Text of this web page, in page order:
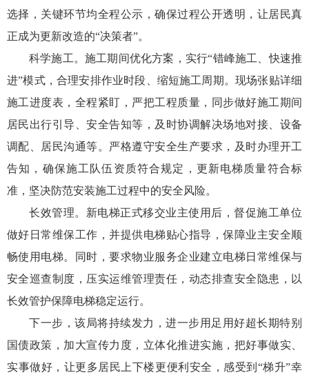
选择，关键环节均全程公示，确保过程公开透明，让居民真
正成为更新改造的“决策者”。
科学施工。施工期间优化方案，实行“错峰施工、快速推
进”模式，合理安排作业时段、缩短施工周期。现场张贴详细
施工进度表，全程紧盯，严把工程质量，同步做好施工期间
居民出行引导、安全告知等，及时协调解决场地对接、设备
调配、居民沟通等。严格遵守安全生产要求，及时办理开工
告知，确保施工队伍资质符合规定，更新电梯质量符合标
准，坚决防范安装施工过程中的安全风险。
长效管理。新电梯正式移交业主使用后，督促施工单位
做好日常维保工作，并提供电梯贴心指导，保障业主安全顺
畅使用电梯。同时，要求物业服务企业建立电梯日常维保与
安全巡查制度，压实运维管理责任，动态排查安全隐患，以
长效管护保障电梯稳定运行。
下一步，该局将持续发力，进一步用足用好超长期特别
国债政策，加大宣传力度，立体化推进实施，把好事做实、
实事做好，让更多居民上下楼更便利安全，感受到“梯升”幸